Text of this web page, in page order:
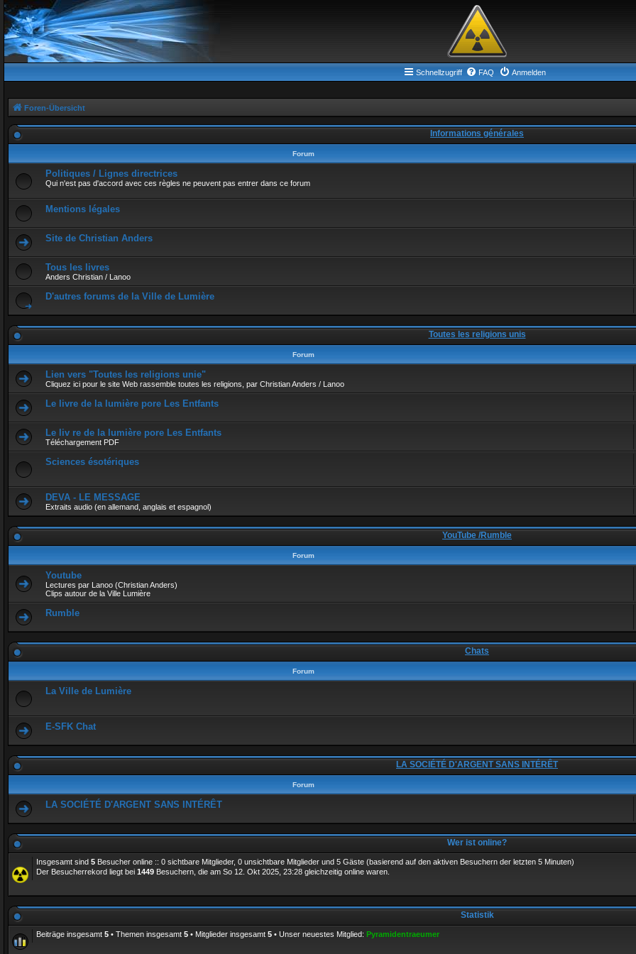
Schnellzugriff FAQ Anmelden
Foren-Übersicht
Informations générales
Forum
Politiques / Lignes directrices
Qui n'est pas d'accord avec ces règles ne peuvent pas entrer dans ce forum
Mentions légales
Site de Christian Anders
Tous les livres
Anders Christian / Lanoo
D'autres forums de la Ville de Lumière
Toutes les religions unis
Forum
Lien vers "Toutes les religions unie"
Cliquez ici pour le site Web rassemble toutes les religions, par Christian Anders / Lanoo
Le livre de la lumière pore Les Entfants
Le liv re de la lumière pore Les Entfants
Téléchargement PDF
Sciences ésotériques
DEVA - LE MESSAGE
Extraits audio (en allemand, anglais et espagnol)
YouTube /Rumble
Forum
Youtube
Lectures par Lanoo (Christian Anders)
Clips autour de la Ville Lumière
Rumble
Chats
Forum
La Ville de Lumière
E-SFK Chat
LA SOCIÉTÉ D'ARGENT SANS INTÉRÊT
Forum
LA SOCIÉTÉ D'ARGENT SANS INTÉRÊT
Wer ist online?
Insgesamt sind 5 Besucher online :: 0 sichtbare Mitglieder, 0 unsichtbare Mitglieder und 5 Gäste (basierend auf den aktiven Besuchern der letzten 5 Minuten)
Der Besucherrekord liegt bei 1449 Besuchern, die am So 12. Okt 2025, 23:28 gleichzeitig online waren.
Statistik
Beiträge insgesamt 5 • Themen insgesamt 5 • Mitglieder insgesamt 5 • Unser neuestes Mitglied: Pyramidentraeumer